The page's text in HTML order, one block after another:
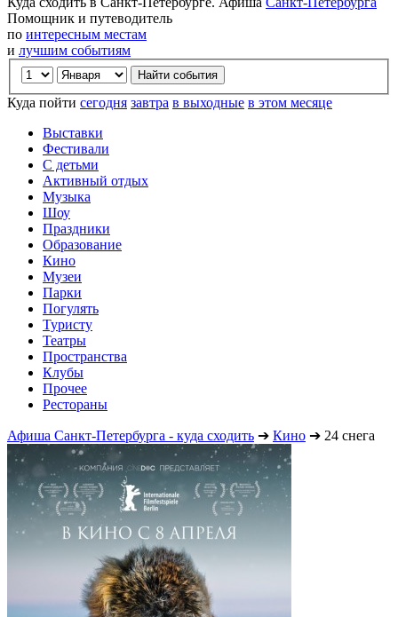
Помощник и путеводитель
по интересным местам
и лучшим событиям
Куда пойти сегодня завтра в выходные в этом месяце
Выставки
Фестивали
С детьми
Активный отдых
Музыка
Шоу
Праздники
Образование
Кино
Музеи
Парки
Погулять
Туристу
Театры
Пространства
Клубы
Прочее
Рестораны
Афиша Санкт-Петербурга - куда сходить ➔ Кино ➔ 24 снега